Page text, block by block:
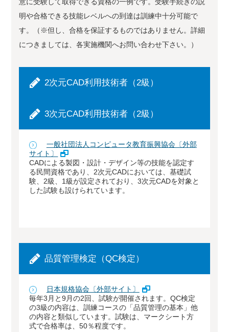
明や合格できる技能レベルへの到達は訓練中十分可能で
す。（※但し、合格を保証するものではありません。詳細
につきましては、各実施機関へお問い合わせ下さい。）
2次元CAD利用技術者（2級）
3次元CAD利用技術者（2級）
一般社団法人コンピュータ教育振興協会〔外部
サイト〕
CADによる製図・設計・デザイン等の技能を認定す
る民間資格であり、2次元CADにおいては、基礎試
験、2級、1級が設定されており、3次元CADを対象と
した試験も設けられています。
品質管理検定（QC検定）
日本規格協会〔外部サイト〕
毎年3月と9月の2回、試験が開催されます。QC検定
の3級の内容は、訓練コースの「品質管理の基本」他
の内容と類似しています。試験は、マークシート方
式で合格率は、50％程度です。